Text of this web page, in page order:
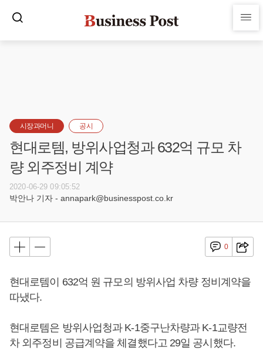
시장과머니 공시
현대로템, 방위사업청과 632억 규모 차
량 외주정비 계약
2020-06-29 09:05:52
박안나 기자 - annapark@businesspost.co.kr
0
현대로템이 632억 원 규모의 방위사업 차량 정비계약을
따냈다.
현대로템은 방위사업청과 K-1중구난차량과 K-1교량전
차 외주정비 공급계약을 체결했다고 29일 공시했다.